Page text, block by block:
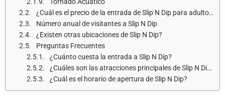
¿Cuál es el precio de la entrada de Slip N Dip para adultos y niños?
Número anual de visitantes a Slip N Dip
¿Existen otras ubicaciones de Slip N Dip?
Preguntas Frecuentes
¿Cuánto cuesta la entrada a Slip N Dip?
¿Cuáles son las atracciones principales de Slip N Dip?
¿Cuál es el horario de apertura de Slip N Dip?